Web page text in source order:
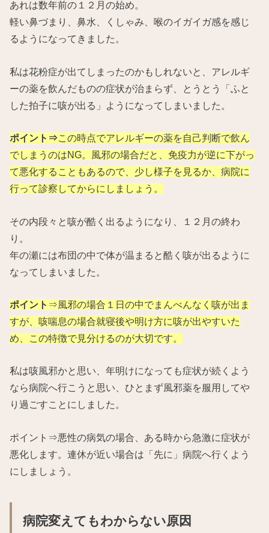
あれは数年前の１２月の始め。
軽い鼻づまり、鼻水、くしゃみ、喉のイガイガ感を感じ
るようになってきました。
私は花粉症が出てしまったのかもしれないと、アレルギ
ーの薬を飲んだものの症状が治まらず、とうとう「ふと
した拍子に咳が出る」ようになってしまいました。
ポイント⇒この時点でアレルギーの薬を自己判断で飲ん
でしまうのはNG。風邪の場合だと、免疫力が逆に下がっ
て悪化することもあるので、少し様子を見るか、病院に
行って診察してからにしましょう。
その内段々と咳が酷く出るようになり、１２月の終わ
り。
年の瀬には布団の中で体が温まると酷く咳が出るように
なってしまいました。
ポイント ⇒風邪の場合１日の中でまんべんなく咳が出ま
すが、咳喘息の場合就寝後や明け方に咳が出やすいた
め、この特徴で見分けるのが大切です。
私は咳風邪かと思い、年明けになっても症状が続くよう
なら病院へ行こうと思い、ひとまず風邪薬を服用してや
り過ごすことにしました。
ポイント⇒悪性の病気の場合、ある時から急激に症状が
悪化します。連休が近い場合は「先に」病院へ行くよう
にしましょう。
病院変えてもわからない原因